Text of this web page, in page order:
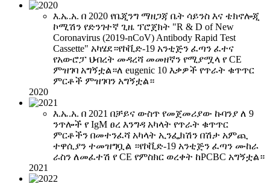
እ.ኤ.አ. በ 2020 የቤጂንግ ማዘጋጃ ቤት ሳይንስ እና ቴክኖሎጂ
ኮሚሽን የድንገተኛ ጊዜ ፕሮጀክት "R & D of New
Coronavirus (2019-nCoV) Antibody Rapid Test
Cassette" አካሄደ።የኮቪድ-19 አንቲጅን ፈጣን ፈተና
የአውሮፓ ህብረት መዳረሻ መመዘኛን የሚያሟላ የ CE
ምዝገባ አግኝቷል።ለ eugenic 10 እቃዎች የጥራት ቁጥጥር
ምርቶች ምዝገባን አግኝቷል።
2020
እ.ኤ.አ. በ 2021 በቻይና ውስጥ የመጀመሪያው ኩባንያ ለ 9
ንጥሎች የ IgM ፀረ እንግዳ አካላት የጥራት ቁጥጥር
ምርቶችን በመተንፈሻ አካላት ኢንፌክሽን በሽታ አምጪ
ተዋሲያን ተመዝግቧል ።የኮቪድ-19 አንቲጅን ፈጣን ሙከራ
ራስን ለመፈተሽ የ CE የምስክር ወረቀት ከPCBC አግኝቷል።
2021